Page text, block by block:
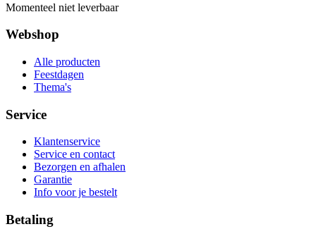
Momenteel niet leverbaar
Webshop
Alle producten
Feestdagen
Thema's
Service
Klantenservice
Service en contact
Bezorgen en afhalen
Garantie
Info voor je bestelt
Betaling